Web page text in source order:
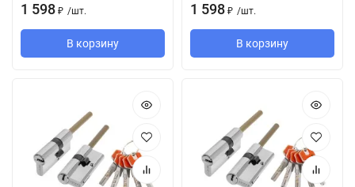
1 598 ₽ /шт.
В корзину
1 598 ₽ /шт.
В корзину